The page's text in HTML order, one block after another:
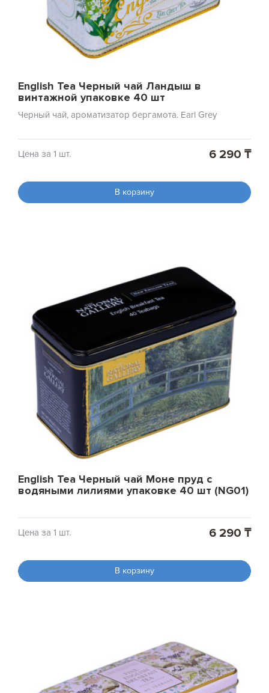
English Tea Черный чай Ландыш в
винтажной упаковке 40 шт
Черный чай, ароматизатор бергамота. Earl Grey
Цена за 1 шт. 6 290 ₸
В корзину
English Tea Черный чай Моне пруд с
водяными лилиями упаковке 40 шт (NG01)
Цена за 1 шт. 6 290 ₸
В корзину